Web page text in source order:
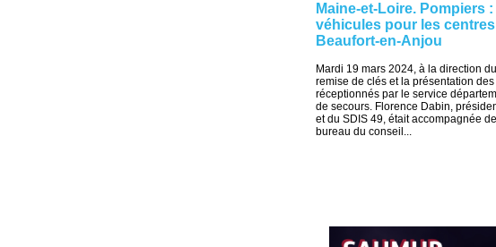
Maine-et-Loire. Pompiers
véhicules pour les
Beaufort-en-Anjou
Mardi 19 mars 2024, à la direction
remise de clés et la présentation
réceptionnés par le service
de secours. Florence Dabin,
et du SDIS 49, était accompagnée
bureau du conseil...